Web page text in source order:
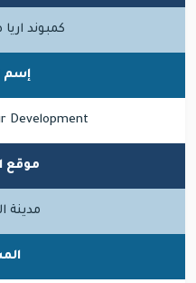
كمبوند
إسم
Development
موقع
مدينة